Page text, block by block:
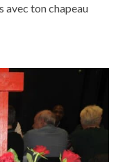
avec ton chapeau